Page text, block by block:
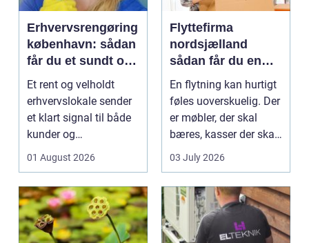
Erhvervsrengøring
københavn: sådan
får du et sundt og
professionelt
arbejdsmiljø
Et rent og velholdt
erhvervslokale sender
et klart signal til både
kunder og
01 August 2026
Flyttefirma
nordsjælland
sådan får du en
tryg og effektiv
flytning
En flytning kan hurtigt
føles uoverskuelig. Der
er møbler, der skal
bæres, kasser der skal
pakkes, o...
03 July 2026